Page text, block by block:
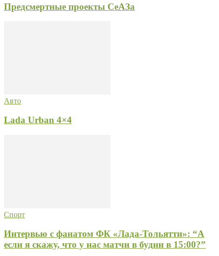
Предсмертные проекты СеАЗа
Авто
Lada Urban 4×4
Спорт
Интервью с фанатом ФК «Лада-Тольятти»: “А
если я скажу, что у нас матчи в будни в 15:00?”